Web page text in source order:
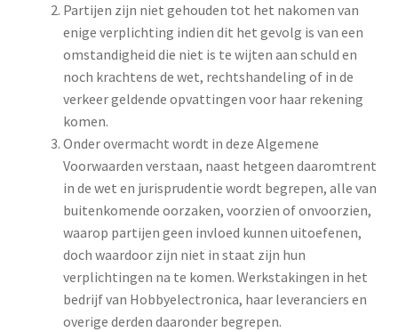
Partijen zijn niet gehouden tot het nakomen van
enige verplichting indien dit het gevolg is van een
omstandigheid die niet is te wijten aan schuld en
noch krachtens de wet, rechtshandeling of in de
verkeer geldende opvattingen voor haar rekening
komen.
Onder overmacht wordt in deze Algemene
Voorwaarden verstaan, naast hetgeen daaromtrent
in de wet en jurisprudentie wordt begrepen, alle van
buitenkomende oorzaken, voorzien of onvoorzien,
waarop partijen geen invloed kunnen uitoefenen,
doch waardoor zijn niet in staat zijn hun
verplichtingen na te komen. Werkstakingen in het
bedrijf van Hobbyelectronica, haar leveranciers en
overige derden daaronder begrepen.